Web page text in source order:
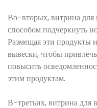
Во-вторых, витрина для
способом подчеркнуть
Размещая эти продукты
вывески, чтобы
повысить
этим продуктам.
В-третьих, витрина для